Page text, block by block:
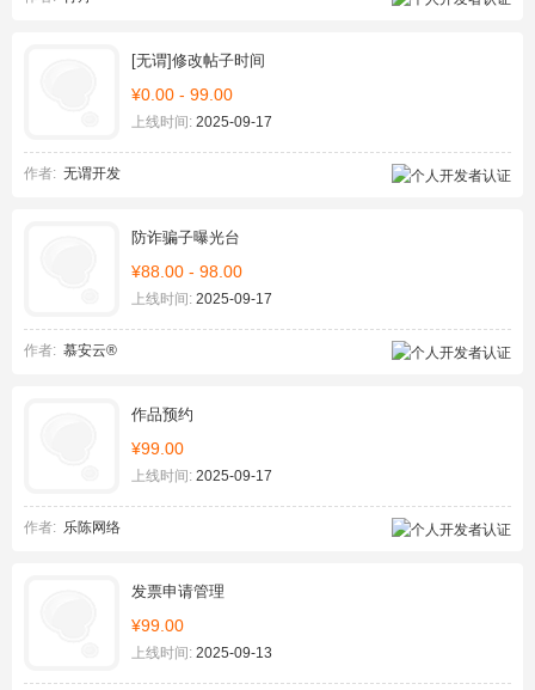
[无谓]修改帖子时间
¥0.00 - 99.00
上线时间: 2025-09-17
作者: 无谓开发
防诈骗子曝光台
¥88.00 - 98.00
上线时间: 2025-09-17
作者: 慕安云®
作品预约
¥99.00
上线时间: 2025-09-17
作者: 乐陈网络
发票申请管理
¥99.00
上线时间: 2025-09-13